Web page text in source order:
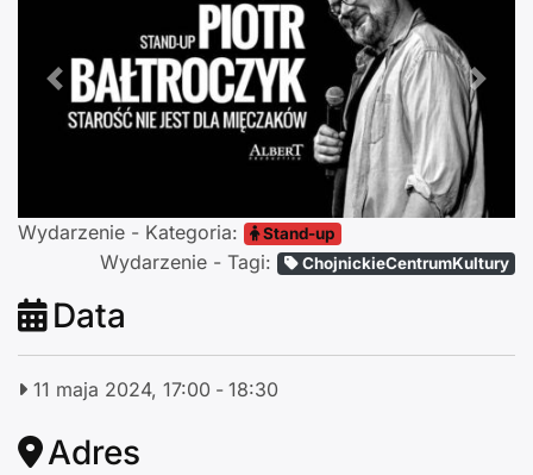
Poprzednie
Wydarzenie - Kategoria: Stand-up
Wydarzenie - Tagi: ChojnickieCentrumKultury
Data
11 maja 2024, 17:00 - 18:30
Adres